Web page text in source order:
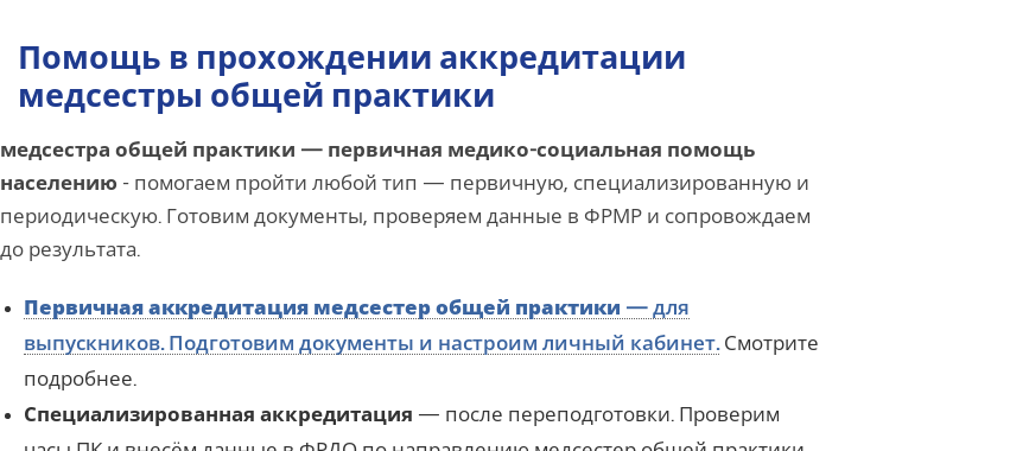
Помощь в прохождении аккредитации
медсестры общей практики
медсестра общей практики — первичная медико-социальная помощь
населению - помогаем пройти любой тип — первичную, специализированную и
периодическую. Готовим документы, проверяем данные в ФРМР и сопровождаем
до результата.
Первичная аккредитация медсестер общей практики — для
выпускников. Подготовим документы и настроим личный кабинет.Смотрите
подробнее.
Специализированная аккредитация — после переподготовки. Проверим